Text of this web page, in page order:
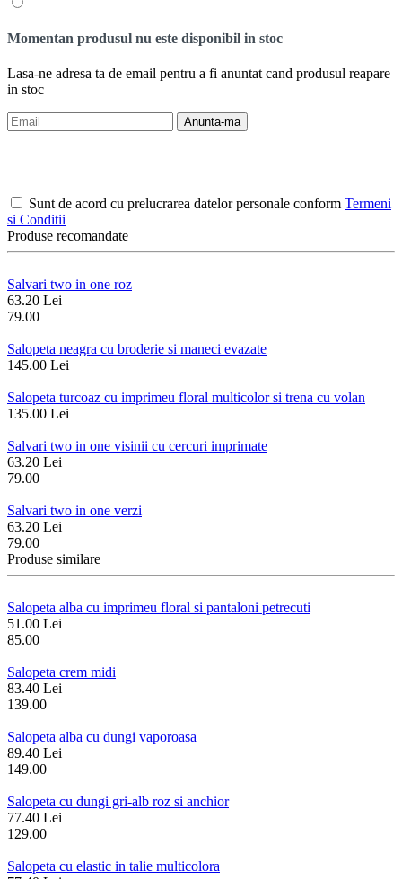
Momentan produsul nu este disponibil in stoc
Lasa-ne adresa ta de email pentru a fi anuntat cand produsul reapare
in stoc
Anunta-ma
Sunt de acord cu prelucrarea datelor personale conform Termeni
si Conditii
Produse recomandate
Salvari two in one roz
63.20 Lei
79.00
Salopeta neagra cu broderie si maneci evazate
145.00 Lei
Salopeta turcoaz cu imprimeu floral multicolor si trena cu volan
135.00 Lei
Salvari two in one visinii cu cercuri imprimate
63.20 Lei
79.00
Salvari two in one verzi
63.20 Lei
79.00
Produse similare
Salopeta alba cu imprimeu floral si pantaloni petrecuti
51.00 Lei
85.00
Salopeta crem midi
83.40 Lei
139.00
Salopeta alba cu dungi vaporoasa
89.40 Lei
149.00
Salopeta cu dungi gri-alb roz si anchior
77.40 Lei
129.00
Salopeta cu elastic in talie multicolora